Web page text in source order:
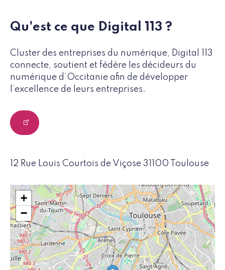
Qu'est ce que Digital 113 ?
Cluster des entreprises du numérique, Digital 113
connecte, soutient et fédère les décideurs du
numérique d’Occitanie afin de développer
l’excellence de leurs entreprises.
12 Rue Louis Courtois de Viçose 31100 Toulouse
+
−